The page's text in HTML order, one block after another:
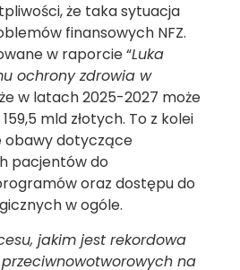
że taka sytuacja
finansowych NFZ.
w raporcie “Luka
ochrony zdrowia w
w latach 2025-2027 może
mld złotych. To z kolei
obawy dotyczące
pacjentów do
oraz dostępu do
w ogóle.
jakim jest rekordowa
na